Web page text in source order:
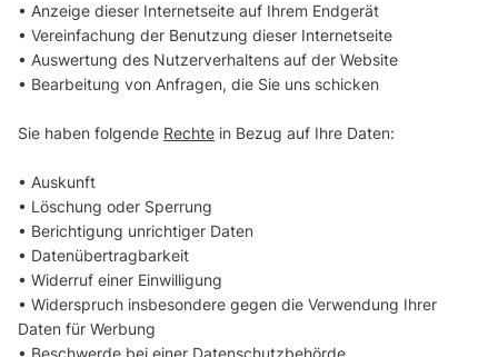
• Anzeige dieser Internetseite auf Ihrem Endgerät
• Vereinfachung der Benutzung dieser Internetseite
• Auswertung des Nutzerverhaltens auf der Website
• Bearbeitung von Anfragen, die Sie uns schicken
Sie haben folgende Rechte in Bezug auf Ihre Daten:
• Auskunft
• Löschung oder Sperrung
• Berichtigung unrichtiger Daten
• Datenübertragbarkeit
• Widerruf einer Einwilligung
• Widerspruch insbesondere gegen die Verwendung Ihrer
Daten für Werbung
• Beschwerde bei einer Datenschutzbehörde